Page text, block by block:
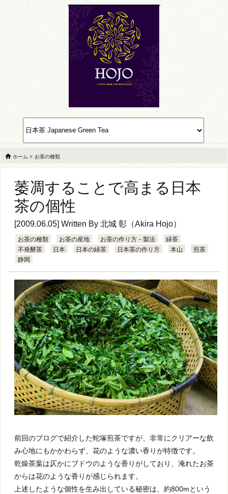
ホーム > お茶の種類
萎凋することで高まる日本
茶の個性
[2009.06.05] Written By 北城 彰（Akira Hojo）
お茶の種類 お茶の産地 お茶の作り方－製法
緑茶
不発酵茶
日本 日本の緑茶 日本茶の作り方 本山
煎茶
静岡
前回のブログで紹介した蛇塚煎茶ですが、非常にクリアーな飲
み心地にもかかわらず、花のような濃い香りが特徴です。
乾燥茶葉は仄かにブドウのような香りがしており、淹れたお茶
からは花のような香りが感じられます。
上述したような個性を生み出している秘密は、約800mという